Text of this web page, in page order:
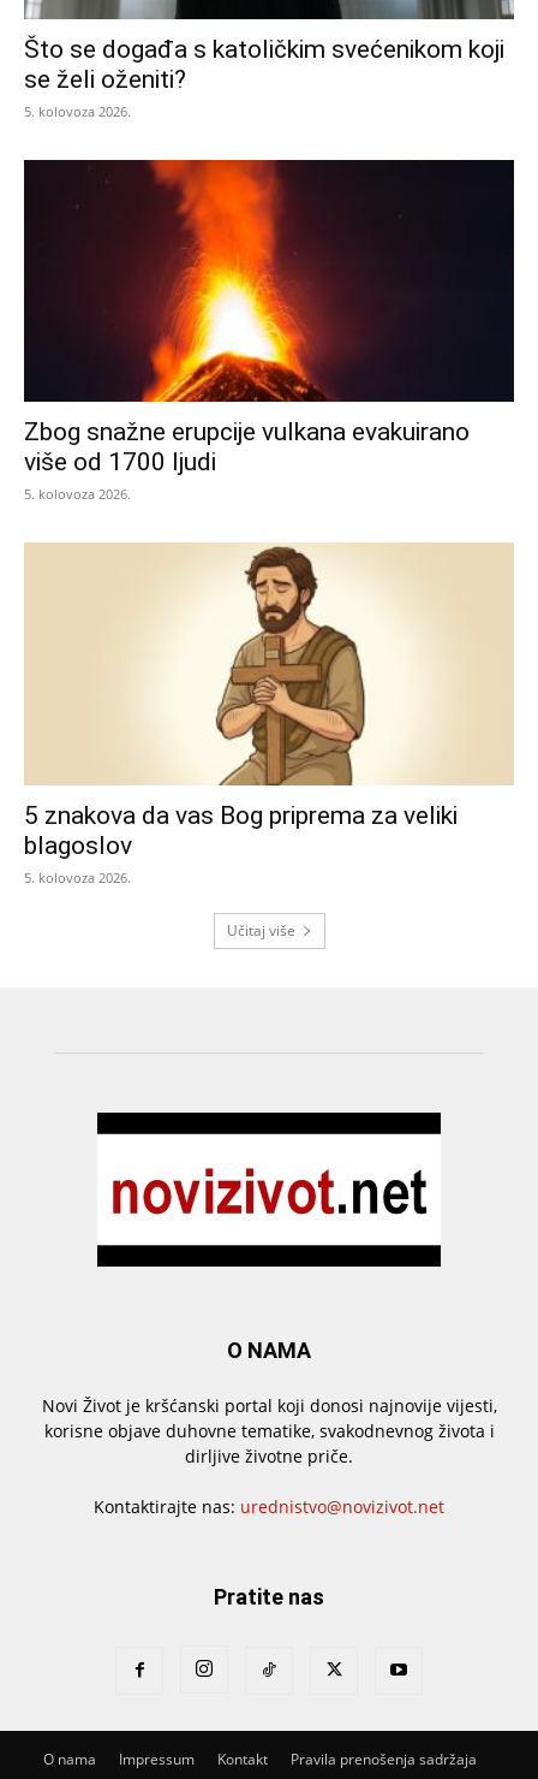
Što se događa s katoličkim svećenikom koji
se želi oženiti?
5. kolovoza 2026.
Zbog snažne erupcije vulkana evakuirano
više od 1700 ljudi
5. kolovoza 2026.
5 znakova da vas Bog priprema za veliki
blagoslov
5. kolovoza 2026.
Učitaj više
O NAMA
Novi Život je kršćanski portal koji donosi najnovije vijesti,
korisne objave duhovne tematike, svakodnevnog života i
dirljive životne priče.
Kontaktirajte nas: urednistvo@novizivot.net
Pratite nas
O nama Impressum Kontakt
Pravila prenošenja sadržaja